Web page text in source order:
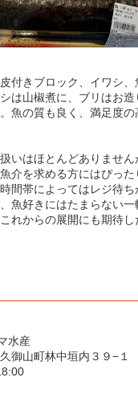
付きブロック、イワシ
は山椒煮に、ブリはお
魚の質も良く、満足度
いはほとんどありませ
介を求める方にはぴっ
間帯によってはレジ待
魚好きにはたまらない
れからの展開にも期待し
水産
御山町林中垣内３９−１